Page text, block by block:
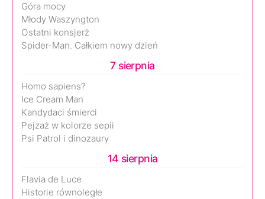
Góra mocy
Młody Waszyngton
Ostatni konsjerż
Spider-Man. Całkiem nowy dzień
7 sierpnia
Homo sapiens?
Ice Cream Man
Kandydaci śmierci
Pejzaż w kolorze sepii
Psi Patrol i dinozaury
14 sierpnia
Flavia de Luce
Historie równoległe